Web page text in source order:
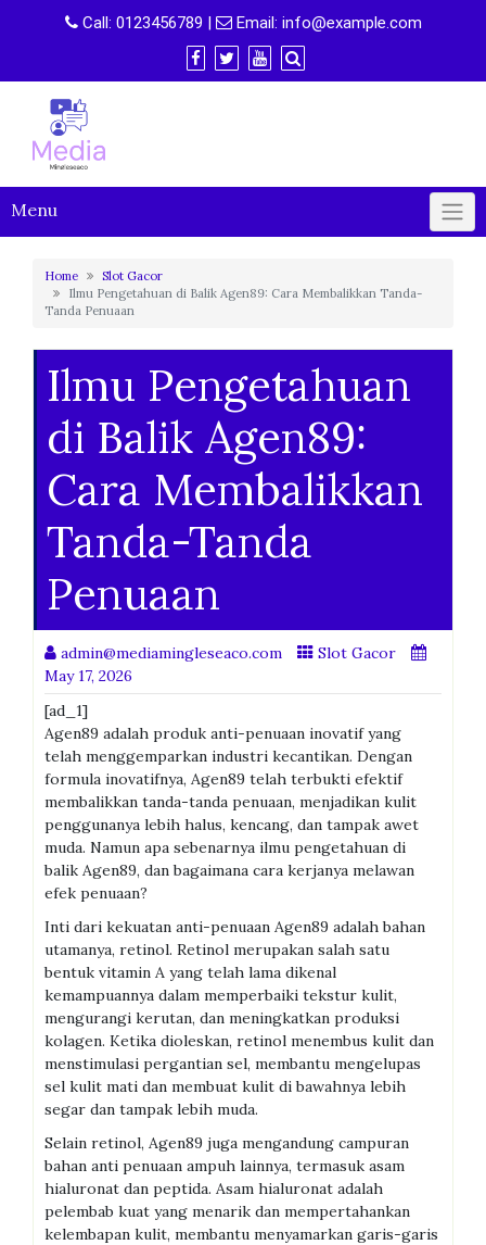
Call: 0123456789 | Email: info@example.com
Menu
Home
Slot Gacor
Ilmu Pengetahuan di Balik Agen89: Cara Membalikkan Tanda-
Tanda Penuaan
Ilmu Pengetahuan
di Balik Agen89:
Cara Membalikkan
Tanda-Tanda
Penuaan
admin@mediamingleseaco.com
Slot Gacor
May 17, 2026
[ad_1]
Agen89 adalah produk anti-penuaan inovatif yang
telah menggemparkan industri kecantikan. Dengan
formula inovatifnya, Agen89 telah terbukti efektif
membalikkan tanda-tanda penuaan, menjadikan kulit
penggunanya lebih halus, kencang, dan tampak awet
muda. Namun apa sebenarnya ilmu pengetahuan di
balik Agen89, dan bagaimana cara kerjanya melawan
efek penuaan?
Inti dari kekuatan anti-penuaan Agen89 adalah bahan
utamanya, retinol. Retinol merupakan salah satu
bentuk vitamin A yang telah lama dikenal
kemampuannya dalam memperbaiki tekstur kulit,
mengurangi kerutan, dan meningkatkan produksi
kolagen. Ketika dioleskan, retinol menembus kulit dan
menstimulasi pergantian sel, membantu mengelupas
sel kulit mati dan membuat kulit di bawahnya lebih
segar dan tampak lebih muda.
Selain retinol, Agen89 juga mengandung campuran
bahan anti penuaan ampuh lainnya, termasuk asam
hialuronat dan peptida. Asam hialuronat adalah
pelembab kuat yang menarik dan mempertahankan
kelembapan kulit, membantu menyamarkan garis-garis